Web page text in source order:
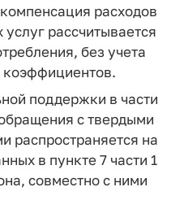
расходов
рассчитывается
без учета
поддержки в части
с твердыми
распространяется на
в пункте 7 части 1
совместно с ними